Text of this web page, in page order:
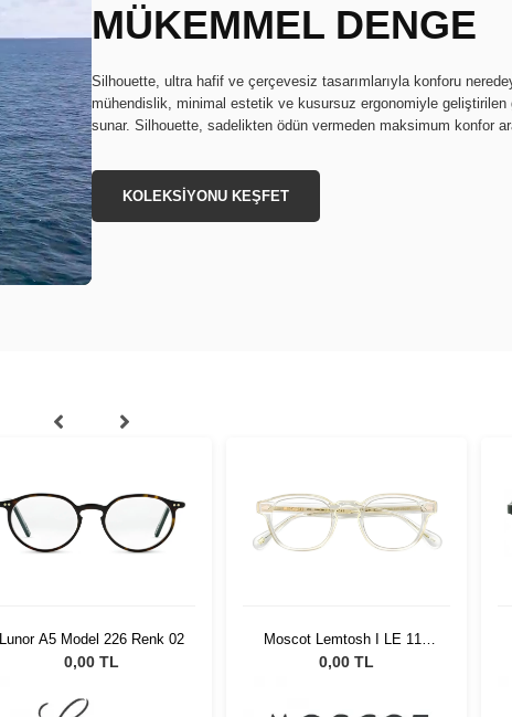
MÜKEMMEL DENGE
Silhouette, ultra hafif ve çerçevesiz tasarımlarıyla konforu
mühendislik, minimal estetik ve kusursuz ergonomiyle geliştirilen
sunar. Silhouette, sadelikten ödün vermeden maksimum konfor
KOLEKSİYONU KEŞFET
Lunor A5 Model 226 Renk 02
0,00 TL
Moscot Lemtosh I LE 110
Years 49 Crystal Gold
0,00 TL